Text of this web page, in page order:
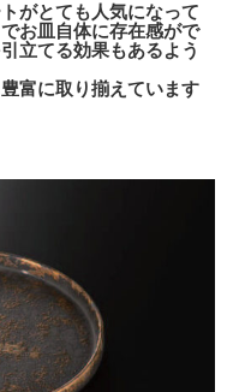
がとても人気になって
お皿自体に存在感がで
立てる効果もあるよう
富に取り揃えています